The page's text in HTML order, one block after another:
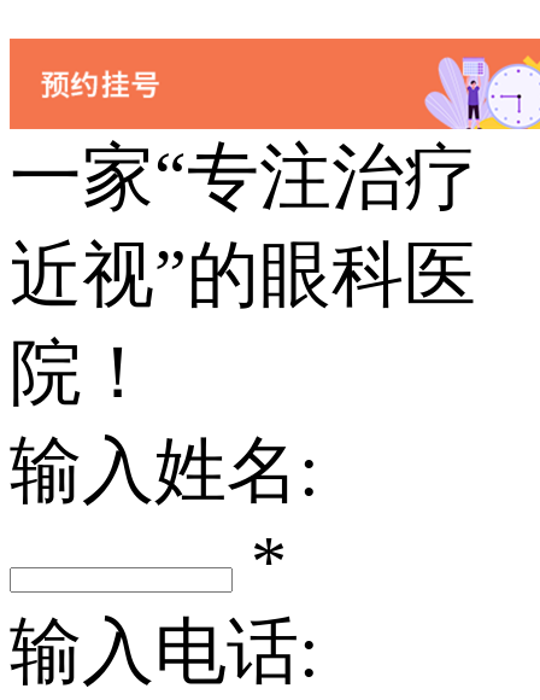
一家“专注治疗
近视”的眼科医
院！
输入姓名:
*
输入电话: